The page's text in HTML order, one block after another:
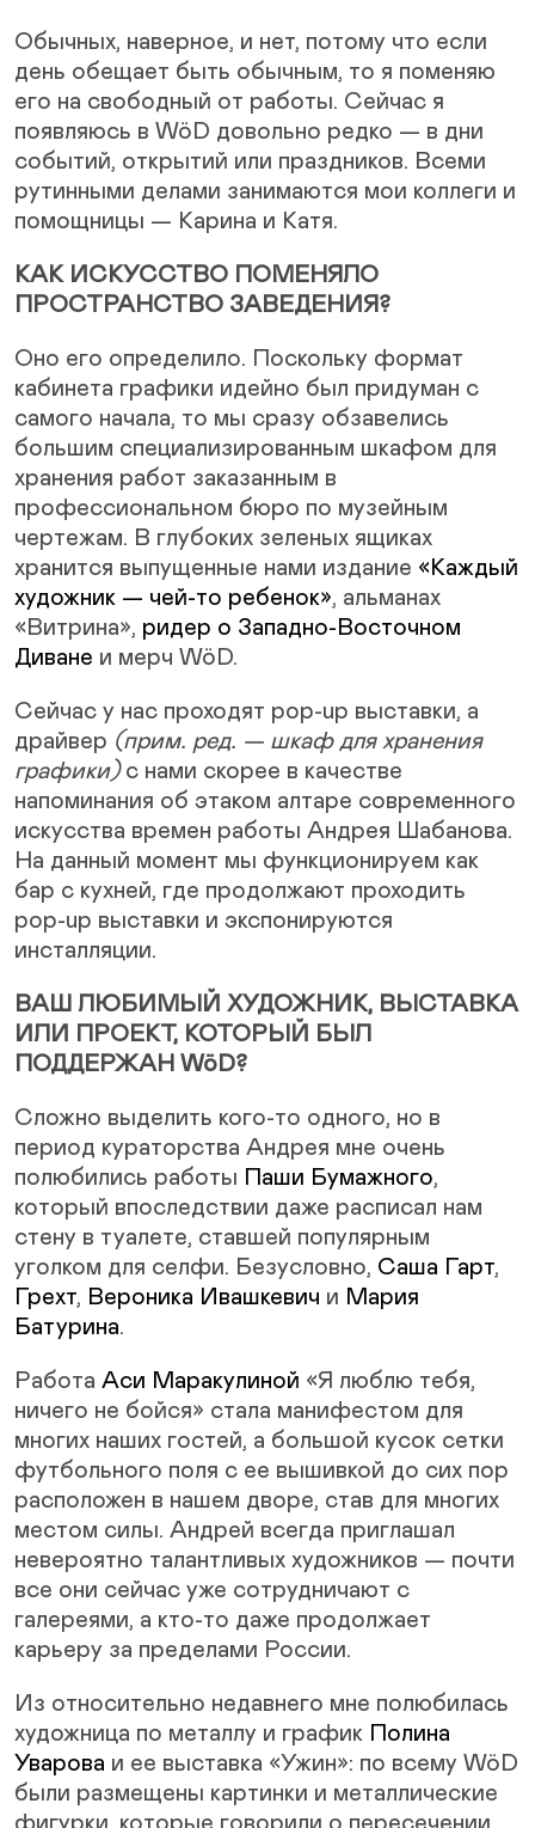
Обычных, наверное, и нет, потому что если
день обещает быть обычным, то я поменяю
его на свободный от работы. Сейчас я
появляюсь в WöD довольно редко — в дни
событий, открытий или праздников. Всеми
рутинными делами занимаются мои коллеги и
помощницы — Карина и Катя.
КАК ИСКУССТВО ПОМЕНЯЛО
ПРОСТРАНСТВО ЗАВЕДЕНИЯ?
Оно его определило. Поскольку формат
кабинета графики идейно был придуман с
самого начала, то мы сразу обзавелись
большим специализированным шкафом для
хранения работ заказанным в
профессиональном бюро по музейным
чертежам. В глубоких зеленых ящиках
хранится выпущенные нами издание «Каждый
художник — чей-то ребенок», альманах
«Витрина», ридер о Западно-Восточном
Диване и мерч WöD.
Сейчас у нас проходят pop-up выставки, а
драйвер (прим. ред. — шкаф для хранения
графики)с нами скорее в качестве
напоминания об этаком алтаре современного
искусства времен работы Андрея Шабанова.
На данный момент мы функционируем как
бар с кухней, где продолжают проходить
pop-up выставки и экспонируются
инсталляции.
ВАШ ЛЮБИМЫЙ ХУДОЖНИК, ВЫСТАВКА
ИЛИ ПРОЕКТ, КОТОРЫЙ БЫЛ
ПОДДЕРЖАН WöD?
Сложно выделить кого-то одного, но в
период кураторства Андрея мне очень
полюбились работы Паши Бумажного,
который впоследствии даже расписал нам
стену в туалете, ставшей популярным
уголком для селфи. Безусловно, Саша Гарт,
Грехт, Вероника Ивашкевич и Мария
Батурина.
Работа Аси Маракулиной «Я люблю тебя,
ничего не бойся» стала манифестом для
многих наших гостей, а большой кусок сетки
футбольного поля с ее вышивкой до сих пор
расположен в нашем дворе, став для многих
местом силы. Андрей всегда приглашал
невероятно талантливых художников — почти
все они сейчас уже сотрудничают с
галереями, а кто-то даже продолжает
карьеру за пределами России.
Из относительно недавнего мне полюбилась
художница по металлу и график Полина
Уварова и ее выставка «Ужин»: по всему WöD
были размещены картинки и металлические
фигурки, которые говорили о пересечении